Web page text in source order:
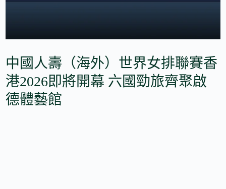
中國人壽（海外）世界女排聯賽香
港2026即將開幕 六國勁旅齊聚啟
德體藝館